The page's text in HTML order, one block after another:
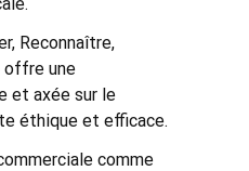
Reconnaître,
offre une
et axée sur le
éthique et efficace.
comme